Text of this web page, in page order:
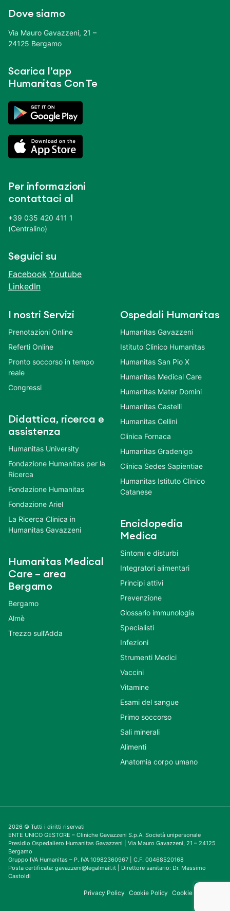
Dove siamo
Via Mauro Gavazzeni, 21 –
24125 Bergamo
Scarica l’app
Humanitas Con Te
Per informazioni
contattaci al
+39 035 420 411 1
(Centralino)
Seguici su
Facebook Youtube
LinkedIn
I nostri Servizi
Prenotazioni Online
Referti Online
Pronto soccorso in tempo
reale
Congressi
Didattica, ricerca e
assistenza
Humanitas University
Fondazione Humanitas per la
Ricerca
Fondazione Humanitas
Fondazione Ariel
La Ricerca Clinica in
Humanitas Gavazzeni
Humanitas Medical
Care – area
Bergamo
Bergamo
Almè
Trezzo sull’Adda
Ospedali Humanitas
Humanitas Gavazzeni
Istituto Clinico Humanitas
Humanitas San Pio X
Humanitas Medical Care
Humanitas Mater Domini
Humanitas Castelli
Humanitas Cellini
Clinica Fornaca
Humanitas Gradenigo
Clinica Sedes Sapientiae
Humanitas Istituto Clinico
Catanese
Enciclopedia
Medica
Sintomi e disturbi
Integratori alimentari
Principi attivi
Prevenzione
Glossario immunologia
Specialisti
Infezioni
Strumenti Medici
Vaccini
Vitamine
Esami del sangue
Primo soccorso
Sali minerali
Alimenti
Anatomia corpo umano
2026 © Tutti i diritti riservati
ENTE UNICO GESTORE – Cliniche Gavazzeni S.p.A. Società unipersonale
Presidio Ospedaliero Humanitas Gavazzeni | Via Mauro Gavazzeni, 21 – 24125
Bergamo
Gruppo IVA Humanitas – P. IVA 10982360967 | C.F. 00468520168
Posta certificata: gavazzeni@legalmail.it | Direttore sanitario: Dr. Massimo
Castoldi
Privacy Policy Cookie Policy Cookie Consent